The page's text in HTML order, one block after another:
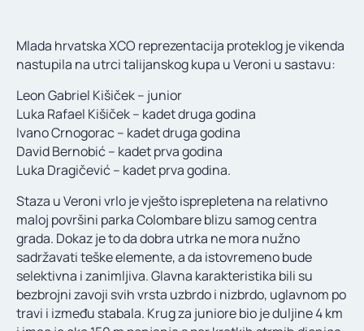
LINKOVI
KONTAKT
Mlada hrvatska XCO reprezentacija proteklog je vikenda
nastupila na utrci talijanskog kupa u Veroni u sastavu:
Leon Gabriel Kišiček – junior
Luka Rafael Kišiček – kadet druga godina
Ivano Crnogorac – kadet druga godina
David Bernobić – kadet prva godina
Luka Dragičević – kadet prva godina.
Staza u Veroni vrlo je vješto isprepletena na relativno
maloj površini parka Colombare blizu samog centra
grada. Dokaz je to da dobra utrka ne mora nužno
sadržavati teške elemente, a da istovremeno bude
selektivna i zanimljiva. Glavna karakteristika bili su
bezbrojni zavoji svih vrsta uzbrdo i nizbrdo, uglavnom po
travi i između stabala. Krug za juniore bio je duljine 4 km